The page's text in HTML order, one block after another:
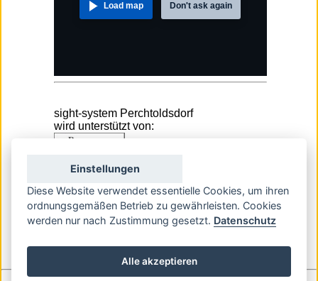
Load map Don't ask again
sight-system Perchtoldsdorf
wird unterstützt von:
Einstellungen
Diese Website verwendet essentielle Cookies, um ihren
ordnungsgemäßen Betrieb zu gewährleisten. Cookies
werden nur nach Zustimmung gesetzt. Datenschutz
Alle akzeptieren